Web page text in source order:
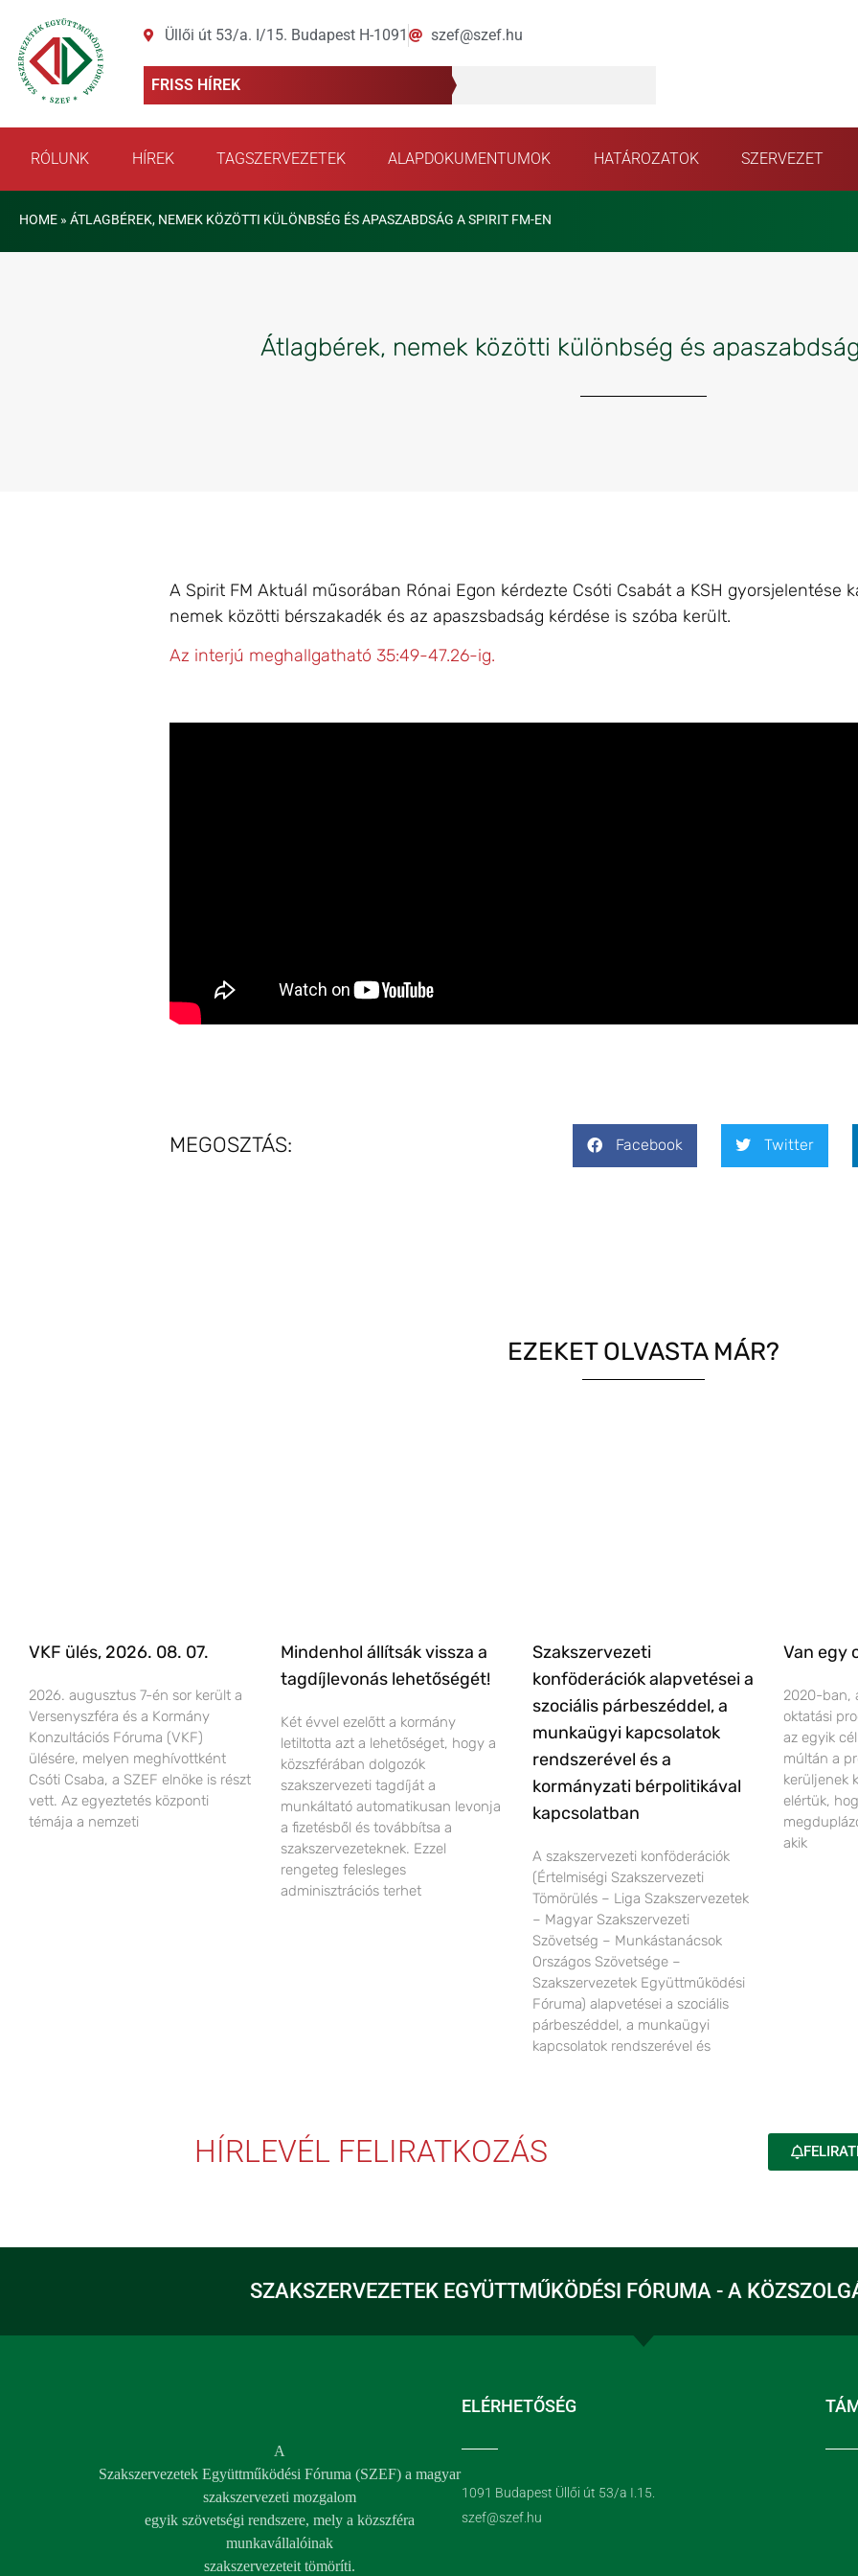
Üllői út 53/a. I/15. Budapest H-1091 szef@szef.hu
FRISS HÍREK
RÓLUNK HÍREK TAGSZERVEZETEK ALAPDOKUMENTUMOK HATÁROZATOK SZERVEZET
HOME » ÁTLAGBÉREK, NEMEK KÖZÖTTI KÜLÖNBSÉG ÉS APASZABDSÁG A SPIRIT FM-EN
Átlagbérek, nemek közötti különbség és
A Spirit FM Aktuál műsorában Rónai Egon kérdezte Csóti Csabát a KSH gyorsjelentése
nemek közötti bérszakadék és az apaszsbadság kérdése is szóba került.
Az interjú meghallgatható 35:49-47.26-ig.
MEGOSZTÁS: Facebook Twitter
EZEKET OLVASTA MÁR?
VKF ülés, 2026. 08. 07.
2026. augusztus 7-én sor került a
Versenyszféra és a Kormány
Konzultációs Fóruma (VKF)
ülésére, melyen meghívottként
Csóti Csaba, a SZEF elnöke is részt
vett. Az egyeztetés központi
témája a nemzeti
Mindenhol állítsák vissza a
tagdíjlevonás lehetőségét!
Két évvel ezelőtt a kormány
letiltotta azt a lehetőséget, hogy a
közszférában dolgozók
szakszervezeti tagdíját a
munkáltató automatikusan levonja
a fizetésből és továbbítsa a
szakszervezeteknek. Ezzel
rengeteg felesleges
adminisztrációs terhet
Szakszervezeti
konföderációk alapvetései a
szociális párbeszéddel, a
munkaügyi kapcsolatok
rendszerével és a
kormányzati bérpolitikával
kapcsolatban
A szakszervezeti konföderációk
(Értelmiségi Szakszervezeti
Tömörülés – Liga Szakszervezetek
– Magyar Szakszervezeti
Szövetség – Munkástanácsok
Országos Szövetsége –
Szakszervezetek Együttműködési
Fóruma) alapvetései a szociális
párbeszéddel, a munkaügyi
kapcsolatok rendszerével és
Van egy
2020-ban,
oktatási
az egyik
múltán a
kerüljenek
elértük,
akik
HÍRLEVÉL FELIRATKOZÁS
SZAKSZERVEZETEK EGYÜTTMŰKÖDÉSI FÓRUMA - A
A
Szakszervezetek Együttműködési Fóruma (SZEF) a magyar
szakszervezeti mozgalom
egyik szövetségi rendszere, mely a közszféra
munkavállalóinak
szakszervezeteit tömöríti.
ELÉRHETŐSÉG
1091 Budapest Üllői út 53/a I.15.
szef@szef.hu